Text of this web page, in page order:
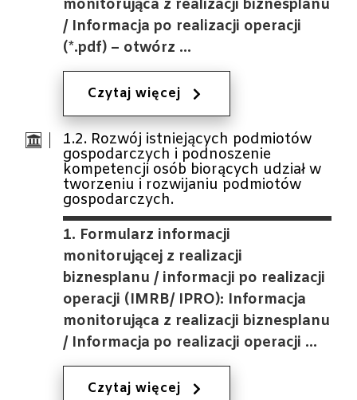
monitorująca z realizacji biznesplanu
/ Informacja po realizacji operacji
(*.pdf) – otwórz …
Czytaj więcej
1.2. Rozwój istniejących podmiotów
gospodarczych i podnoszenie
kompetencji osób biorących udział w
tworzeniu i rozwijaniu podmiotów
gospodarczych.
1. Formularz informacji
monitorującej z realizacji
biznesplanu / informacji po realizacji
operacji (IMRB/ IPRO): Informacja
monitorująca z realizacji biznesplanu
/ Informacja po realizacji operacji …
Czytaj więcej